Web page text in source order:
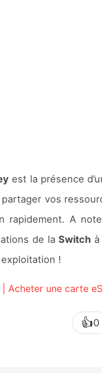
est la présence
vos
rapidement. A
de laSwitch
!
| Acheter une carte
👍0